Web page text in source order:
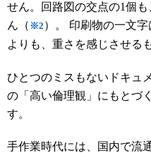
せん。回路図の交点の1個
ん（ ※2 ）。 印刷物の一文
よりも、重さを感じさせる
ひとつのミスもないドキュ
の「高い倫理観」にもとづ
す。
手作業時代には、国内で流